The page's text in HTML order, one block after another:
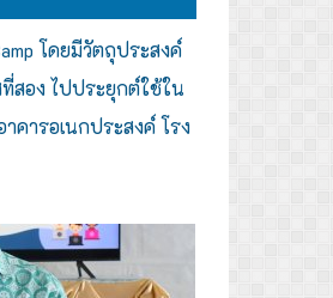
โดยมีวัตถุประสงค์
สอง ไปประยุกต์ใช้ใน
คารอเนกประสงค์ โรง